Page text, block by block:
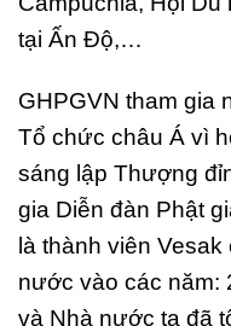
tại Ấn Độ,…
GHPGVN tham gia
Tổ chức châu Á vì
sáng lập Thượng
gia Diễn đàn Phật
là thành viên
nước vào các năm:
và Nhà nước ta đã